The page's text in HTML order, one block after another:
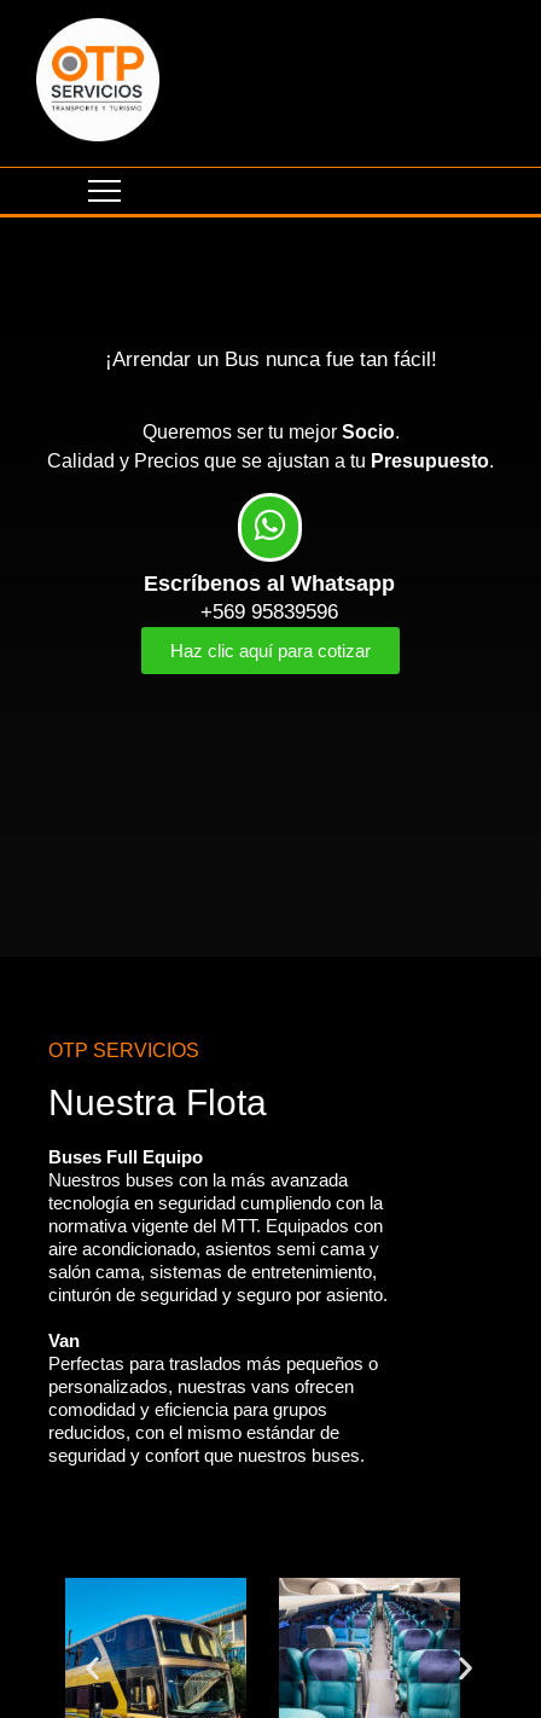
¡Arrendar un Bus nunca fue tan fácil!
Queremos ser tu mejor Socio.
Calidad y Precios que se ajustan a tu Presupuesto.
Escríbenos al Whatsapp
+569 95839596
Haz clic aquí para cotizar
OTP SERVICIOS
Nuestra Flota
Buses Full Equipo
Nuestros buses con la más avanzada
tecnología en seguridad cumpliendo con la
normativa vigente del MTT. Equipados con
aire acondicionado, asientos semi cama y
salón cama, sistemas de entretenimiento,
cinturón de seguridad y seguro por asiento.
Van
Perfectas para traslados más pequeños o
personalizados, nuestras vans ofrecen
comodidad y eficiencia para grupos
reducidos, con el mismo estándar de
seguridad y confort que nuestros buses.